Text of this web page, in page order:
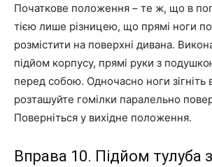
Початкове положення – те ж, що в
тією лише різницею, що прямі ноги
розмістити на поверхні дивана.
підйом корпусу, прямі руки з
перед собою. Одночасно ноги зігніть
розташуйте гомілки паралельно
Поверніться у вихідне положення.
Вправа 10. Підйом тулуба з